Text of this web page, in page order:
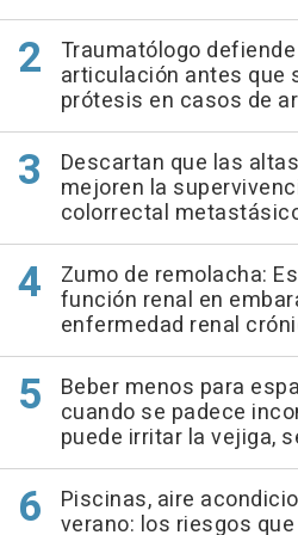
Traumatólogo
articulación antes que
prótesis en casos de
Descartan que las
mejoren la
colorrectal
Zumo de remolacha:
función renal en
enfermedad renal
Beber menos para
cuando se padece
puede irritar la vejiga,
Piscinas, aire
verano: los riesgos